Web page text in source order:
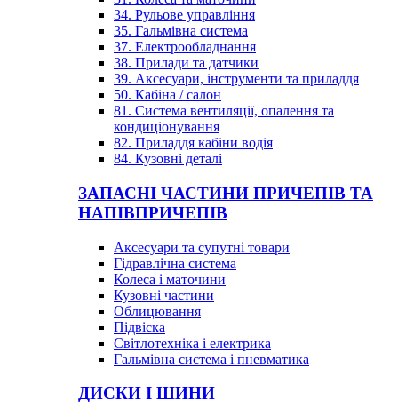
34. Рульове управління
35. Гальмівна система
37. Електрообладнання
38. Прилади та датчики
39. Аксесуари, інструменти та приладдя
50. Кабіна / салон
81. Система вентиляції, опалення та
кондиціонування
82. Приладдя кабіни водія
84. Кузовні деталі
ЗАПАСНІ ЧАСТИНИ ПРИЧЕПІВ ТА
НАПІВПРИЧЕПІВ
Аксесуари та супутні товари
Гідравлічна система
Колеса і маточини
Кузовні частини
Облицювання
Підвіска
Світлотехніка і електрика
Гальмівна система і пневматика
ДИСКИ І ШИНИ